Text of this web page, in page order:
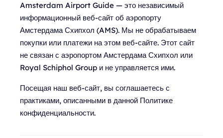
Amsterdam Airport Guide — это независимый
информационный веб-сайт об аэропорту
Амстердама Схипхол (AMS). Мы не обрабатываем
покупки или платежи на этом веб-сайте. Этот сайт
не связан с аэропортом Амстердама Схипхол или
Royal Schiphol Group и не управляется ими.
Посещая наш веб-сайт, вы соглашаетесь с
практиками, описанными в данной Политике
конфиденциальности.